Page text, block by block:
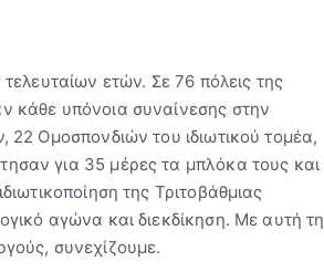
ετών. Σε 76 πόλεις της
κάθε υπόνοια συναίνεσης στην
22 Ομοσπονδιών του ιδιωτικού τομέα,
για 35 μέρες τα μπλόκα τους και
της Τριτοβάθμιας
αγώνα και διεκδίκηση. Με αυτή τη
συνεχίζουμε.